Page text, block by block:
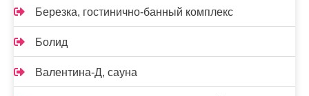
Березка, гостинично-банный комплекс
Болид
Валентина-Д, сауна